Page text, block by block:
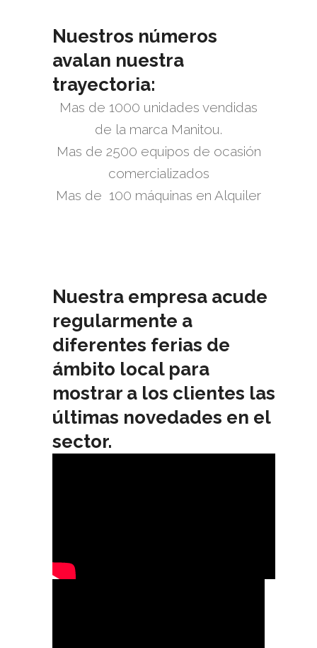
Nuestros números
avalan nuestra
trayectoria:
Mas de 1000 unidades vendidas
de la marca Manitou.
Mas de 2500 equipos de ocasión
comercializados
Mas de 100 máquinas en Alquiler
Nuestra empresa acude
regularmente a
diferentes ferias de
ámbito local para
mostrar a los clientes las
últimas novedades en el
sector.